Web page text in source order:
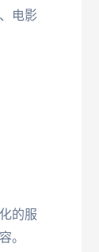
电影
的服
。